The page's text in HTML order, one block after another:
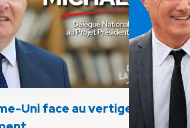
Uni face au vertige du